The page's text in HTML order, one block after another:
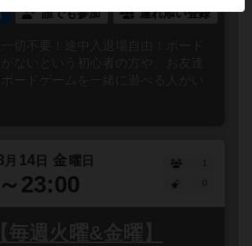
誰でも参加 連れ添い登録
切不要！途中入退場自由！ボード
ないという初心者の方や、お友達
ードゲームを一緒に遊べる人がい
月 14 日 金曜日
23:00
1
週火曜&金曜】